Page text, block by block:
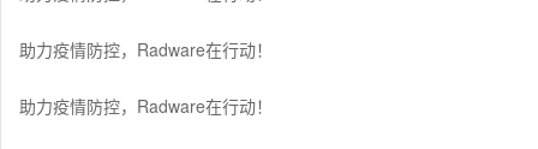
助力疫情防控，Radware在行动！
助力疫情防控，Radware在行动！